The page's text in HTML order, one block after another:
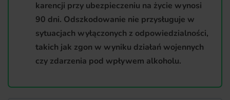
karencji przy ubezpieczeniu na życie wynosi
90 dni. Odszkodowanie nie przysługuje w
sytuacjach wyłączonych z odpowiedzialności,
takich jak zgon w wyniku działań wojennych
czy zdarzenia pod wpływem alkoholu.